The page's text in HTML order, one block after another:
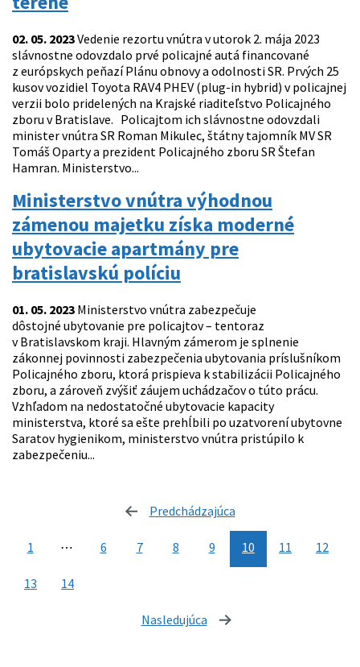
02. 05. 2023Vedenie rezortu vnútra v utorok 2. mája 2023
slávnostne odovzdalo prvé policajné autá financované
z európskych peňazí Plánu obnovy a odolnosti SR. Prvých 25
kusov vozidiel Toyota RAV4 PHEV (plug-in hybrid) v policajnej
verzii bolo pridelených na Krajské riaditeľstvo Policajného
zboru v Bratislave. Policajtom ich slávnostne odovzdali
minister vnútra SR Roman Mikulec, štátny tajomník MV SR
Tomáš Oparty a prezident Policajného zboru SR Štefan
Hamran. Ministerstvo...
Ministerstvo vnútra výhodnou
zámenou majetku získa moderné
ubytovacie apartmány pre
bratislavskú políciu
01. 05. 2023 Ministerstvo vnútra zabezpečuje
dôstojné ubytovanie pre policajtov – tentoraz
v Bratislavskom kraji. Hlavným zámerom je splnenie
zákonnej povinnosti zabezpečenia ubytovania príslušníkom
Policajného zboru, ktorá prispieva k stabilizácii Policajného
zboru, a zároveň zvýšiť záujem uchádzačov o túto prácu.
Vzhľadom na nedostatočné ubytovacie kapacity
ministerstva, ktoré sa ešte prehĺbili po uzatvorení ubytovne
Saratov hygienikom, ministerstvo vnútra pristúpilo k
zabezpečeniu...
Predchádzajúca
1 ⋯ 6 7 8 9 10 11 12
13 14
Nasledujúca stránka